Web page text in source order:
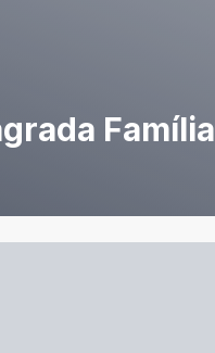
Família